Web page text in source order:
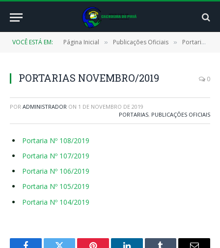
VOCÊ ESTÁ EM: Página Inicial » Publicações Oficiais » Portarias
PORTARIAS NOVEMBRO/2019 0
POR ADMINISTRADOR ON 1 DE NOVEMBRO DE 2019
PORTARIAS, PUBLICAÇÕES OFICIAIS
Portaria Nº 108/2019
Portaria Nº 107/2019
Portaria Nº 106/2019
Portaria Nº 105/2019
Portaria Nº 104/2019